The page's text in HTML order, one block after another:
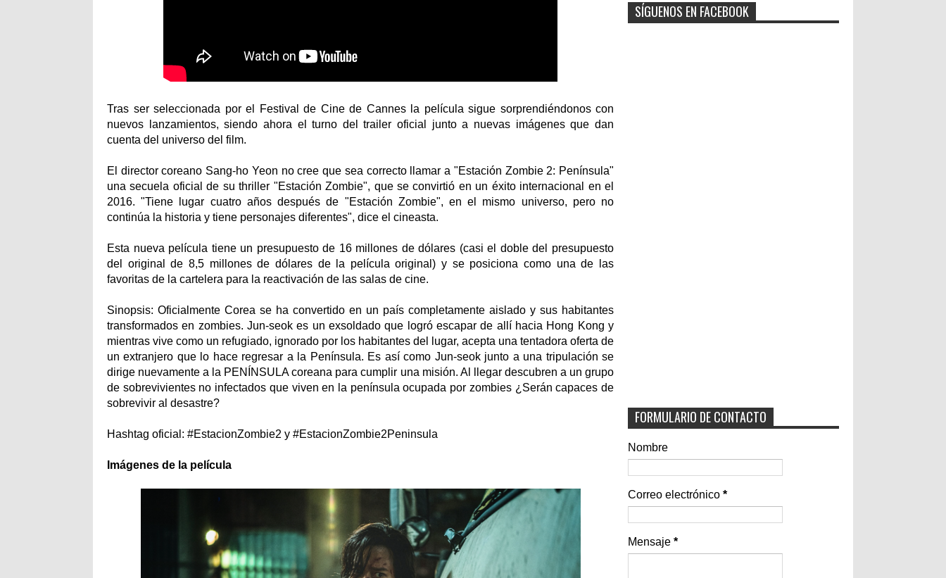
Tras ser seleccionada por el Festival de Cine de Cannes la película sigue sorprendiéndonos con
nuevos lanzamientos, siendo ahora el turno del trailer oficial junto a nuevas imágenes que dan
cuenta del universo del film.
El director coreano Sang-ho Yeon no cree que sea correcto llamar a "Estación Zombie 2: Península"
una secuela oficial de su thriller "Estación Zombie", que se convirtió en un éxito internacional en el
2016. "Tiene lugar cuatro años después de "Estación Zombie", en el mismo universo, pero no
continúa la historia y tiene personajes diferentes", dice el cineasta.
Esta nueva película tiene un presupuesto de 16 millones de dólares (casi el doble del presupuesto
del original de 8,5 millones de dólares de la película original) y se posiciona como una de las
favoritas de la cartelera para la reactivación de las salas de cine.
Sinopsis: Oficialmente Corea se ha convertido en un país completamente aislado y sus habitantes
transformados en zombies. Jun-seok es un exsoldado que logró escapar de allí hacia Hong Kong y
mientras vive como un refugiado, ignorado por los habitantes del lugar, acepta una tentadora oferta de
un extranjero que lo hace regresar a la Península. Es así como Jun-seok junto a una tripulación se
dirige nuevamente a la PENÍNSULA coreana para cumplir una misión. Al llegar descubren a un grupo
de sobrevivientes no infectados que viven en la península ocupada por zombies ¿Serán capaces de
sobrevivir al desastre?
Hashtag oficial: #EstacionZombie2 y #EstacionZombie2Peninsula
Imágenes de la película
SÍGUENOS EN FACEBOOK
FORMULARIO DE CONTACTO
Nombre
Correo electrónico *
Mensaje *